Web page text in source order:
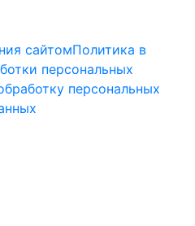
сайтомПолитика в
персональных
персональных